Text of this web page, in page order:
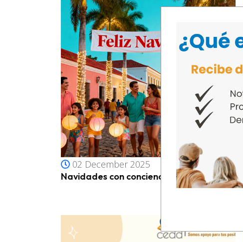
02 December 2025
Navidades con conciencia